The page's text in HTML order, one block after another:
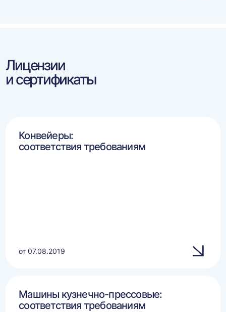
Лицензии
и сертификаты
Конвейеры:
соответствия требованиям
от 07.08.2019
Машины кузнечно-прессовые:
соответствия требованиям